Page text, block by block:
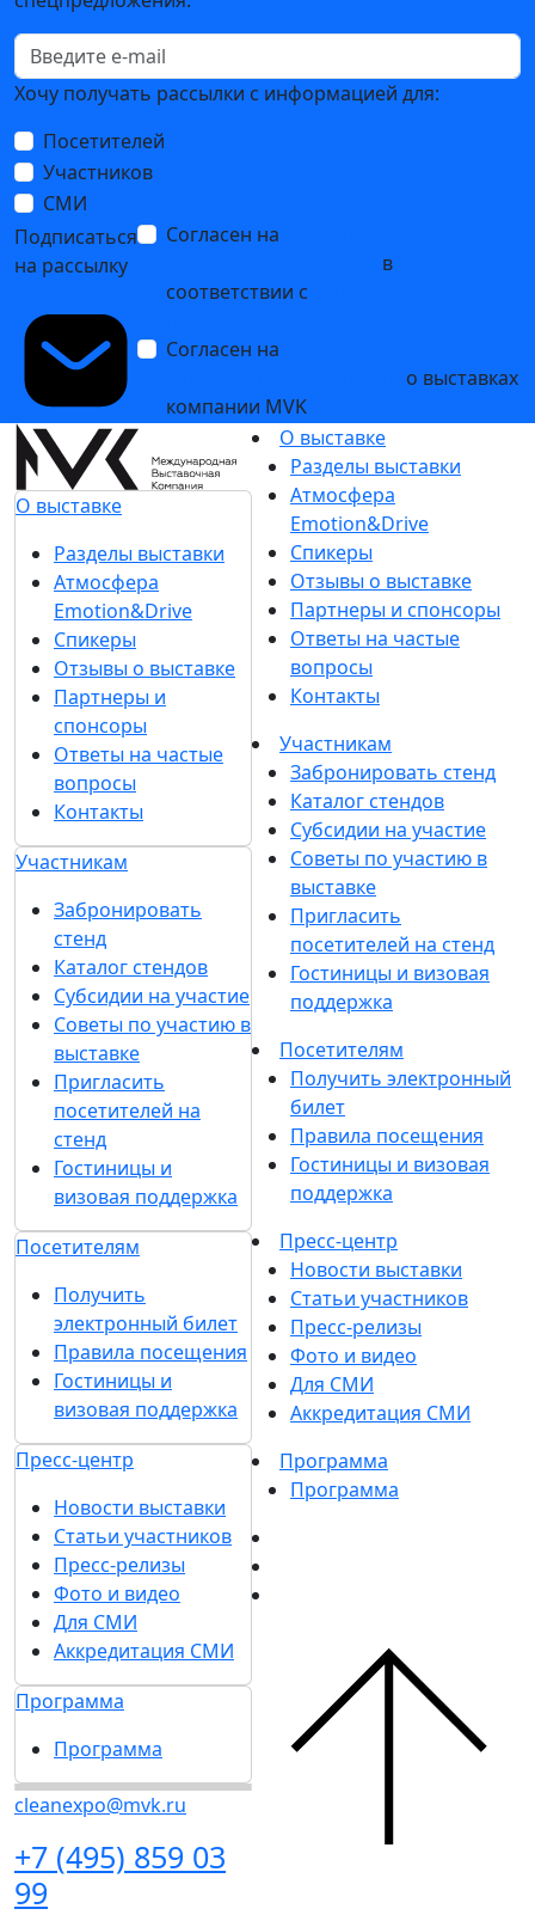
Хочу получать рассылки с информацией для:
Посетителей
Участников
СМИ
Подписаться
на рассылку
Согласен на
в
соответствии с
Согласен на
о выставках
компании MVK
О выставке
Разделы выставки
Атмосфера
Emotion&Drive
Спикеры
Отзывы о выставке
Партнеры и
спонсоры
Ответы на частые
вопросы
Контакты
Участникам
Забронировать
стенд
Каталог стендов
Субсидии на участие
Советы по участию в
выставке
Пригласить
посетителей на
стенд
Гостиницы и
визовая поддержка
Посетителям
Получить
электронный билет
Правила посещения
Гостиницы и
визовая поддержка
Пресс-центр
Новости выставки
Статьи участников
Пресс-релизы
Фото и видео
Для СМИ
Аккредитация СМИ
Программа
Программа
cleanexpo@mvk.ru
+7 (495) 859 03
99
О выставке
Разделы выставки
Атмосфера
Emotion&Drive
Спикеры
Отзывы о выставке
Партнеры и спонсоры
Ответы на частые
вопросы
Контакты
Участникам
Забронировать стенд
Каталог стендов
Субсидии на участие
Советы по участию в
выставке
Пригласить
посетителей на стенд
Гостиницы и визовая
поддержка
Посетителям
Получить электронный
билет
Правила посещения
Гостиницы и визовая
поддержка
Пресс-центр
Новости выставки
Статьи участников
Пресс-релизы
Фото и видео
Для СМИ
Аккредитация СМИ
Программа
Программа